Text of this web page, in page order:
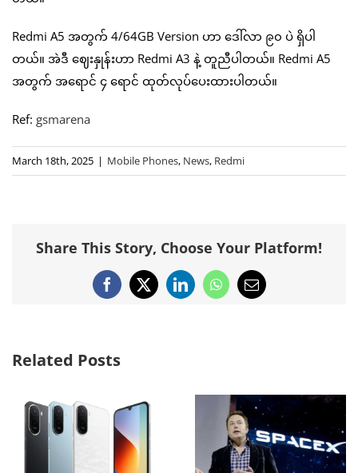
Redmi A5 အတွက် 4/64GB Version ဟာ ဒေါ်လာ ၉၀ ပဲ ရှိပါ
တယ်။ အဲဒီ ဈေးနှုန်းဟာ Redmi A3 နဲ့ တူညီပါတယ်။ Redmi A5
အတွက် အရောင် ၄ ရောင် ထုတ်လုပ်ပေးထားပါတယ်။
Ref: gsmarena
March 18th, 2025 | Mobile Phones, News, Redmi
Share This Story, Choose Your Platform!
Facebook
X LinkedInWhatsApp
Email
Related Posts